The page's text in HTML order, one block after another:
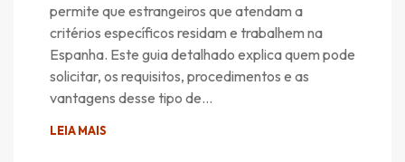
permite que estrangeiros que atendam a
critérios específicos residam e trabalhem na
Espanha. Este guia detalhado explica quem pode
solicitar, os requisitos, procedimentos e as
vantagens desse tipo de…
LEIA MAIS